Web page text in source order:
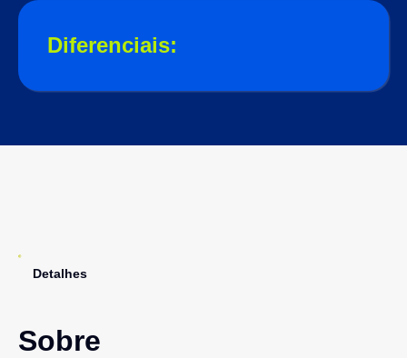
Diferenciais:
Detalhes
Sobre